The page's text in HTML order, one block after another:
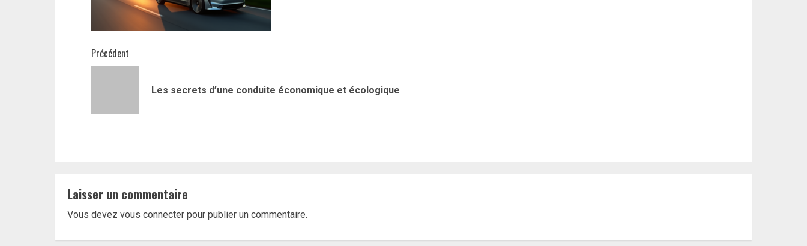
Navigation
Précédent
Les secrets d’une conduite économique et écologique
Laisser un commentaire
Vous devez vous connecter pour publier un commentaire.